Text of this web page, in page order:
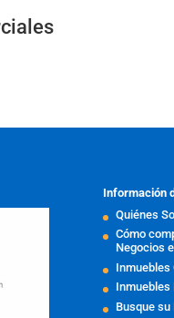
Información
Quiénes
Cómo
Negocios
Inmuebles
Inmuebles
Busque